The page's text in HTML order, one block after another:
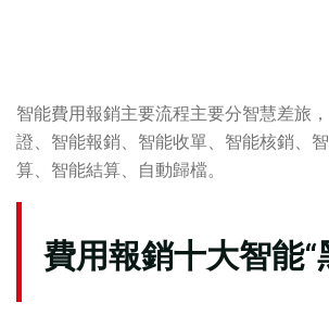
智能費用報銷主要流程主要分智慧差旅
證、智能報銷、智能收單、智能核銷、
算、智能結算、自動歸檔。
費用報銷十大智能“